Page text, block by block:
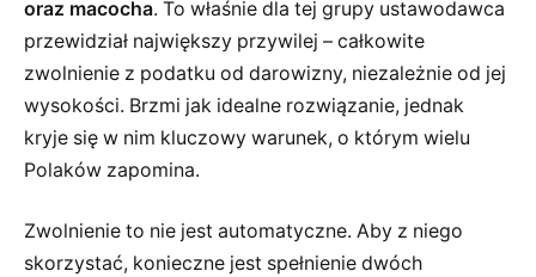
oraz macocha. To właśnie dla tej grupy ustawodawca
przewidział największy przywilej – całkowite
zwolnienie z podatku od darowizny, niezależnie od jej
wysokości. Brzmi jak idealne rozwiązanie, jednak
kryje się w nim kluczowy warunek, o którym wielu
Polaków zapomina.
Zwolnienie to nie jest automatyczne. Aby z niego
skorzystać, konieczne jest spełnienie dwóch